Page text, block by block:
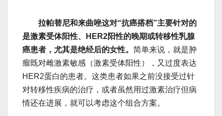
拉帕替尼和来曲唑这对“抗癌搭档”主要针对的
是激素受体阳性、HER2阳性的晚期或转移性乳腺
癌患者，尤其是绝经后的女性。 简单来说，就是肿
瘤既对雌激素敏感（激素受体阳性），又过度表达
HER2蛋白的患者。这类患者如果之前没接受过针
对转移性疾病的治疗，或者虽然用过激素治疗但病
情还在进展，就可以考虑这个组合方案。